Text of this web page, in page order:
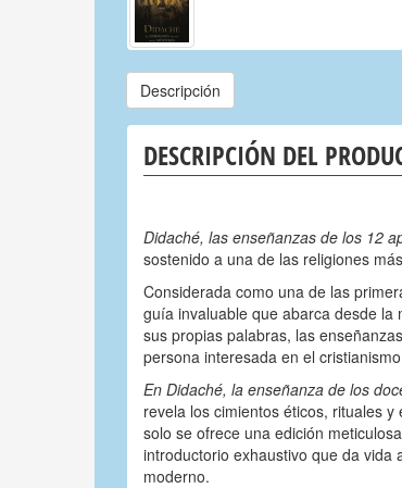
Descripción
DESCRIPCIÓN DEL
Didaché, las enseñanzas de los 12
sostenido a una de las religiones
Considerada como una de las
guía invaluable que abarca desde la
sus propias palabras, las
persona interesada en el
En Didaché, la enseñanza de los
revela los cimientos éticos, rituales
solo se ofrece una edición
introductorio exhaustivo que da vida
moderno.